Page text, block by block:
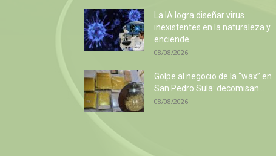
La IA logra diseñar virus
inexistentes en la naturaleza y
enciende...
08/08/2026
Golpe al negocio de la “wax” en
San Pedro Sula: decomisan...
08/08/2026